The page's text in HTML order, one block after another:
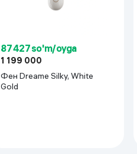
87 427 so'm/oyga
1 199 000
Фен Dreame Silky, White
Gold